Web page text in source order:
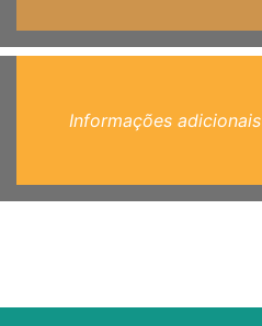
Informações adicionais